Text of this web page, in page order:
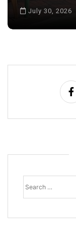
July 30, 2026
Search
for: